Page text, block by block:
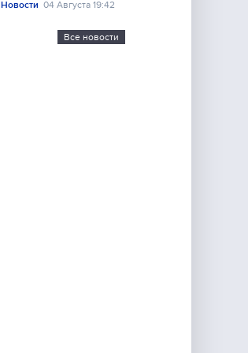
Новости 04 Августа 19:42
Все новости